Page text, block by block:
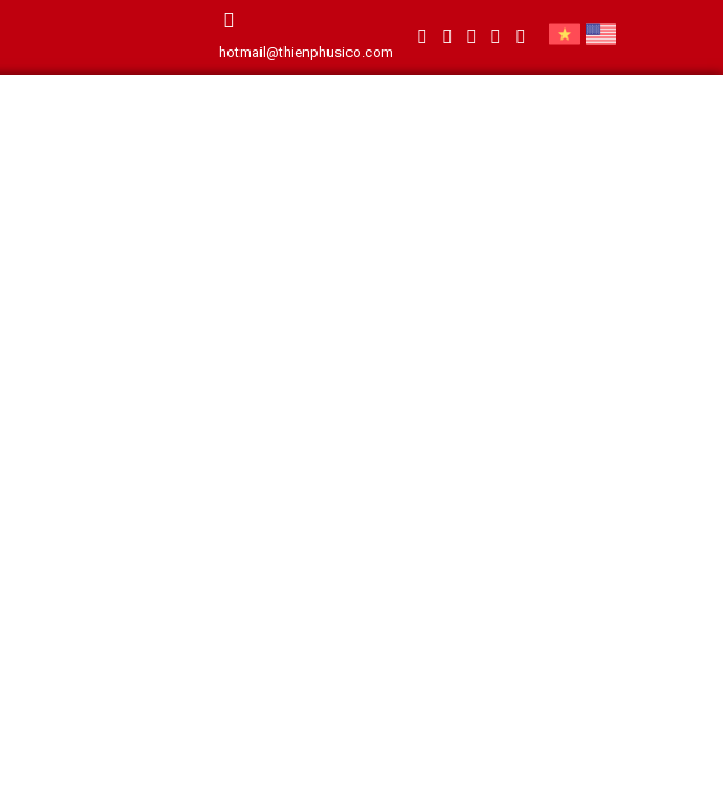
hotmail@thienphusico.com